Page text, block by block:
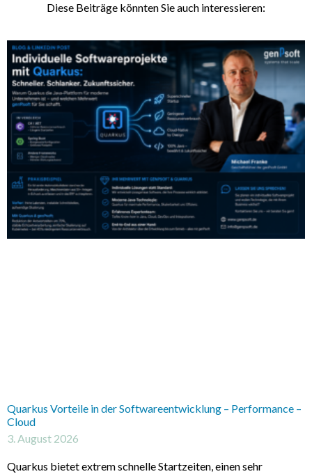
Diese Beiträge könnten Sie auch interessieren:
Quarkus Vorteile in der Softwareentwicklung – Performance –
Cloud
3. August 2026
Quarkus bietet extrem schnelle Startzeiten, einen sehr